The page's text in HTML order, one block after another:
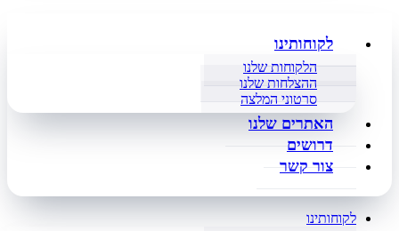
לקוחותינו
הלקוחות שלנו
ההצלחות שלנו
סרטוני המלצה
האתרים שלנו
דרושים
צור קשר
לקוחותינו